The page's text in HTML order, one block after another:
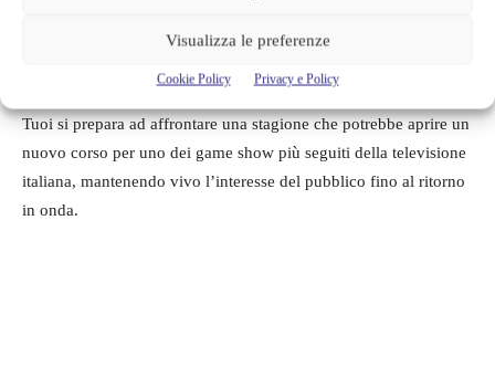
Visualizza le preferenze
Cookie Policy Privacy e Policy
Per il momento la Rai non ha svelato tutti i dettagli della
Tuoi si prepara ad affrontare una stagione che potrebbe aprire un
nuovo corso per uno dei game show più seguiti della televisione
italiana, mantenendo vivo l’interesse del pubblico fino al ritorno
in onda.